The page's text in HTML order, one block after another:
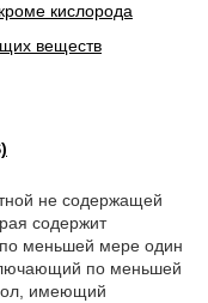
кислорода
веществ
не содержащей
содержит
меньшей мере один
по меньшей
имеющий